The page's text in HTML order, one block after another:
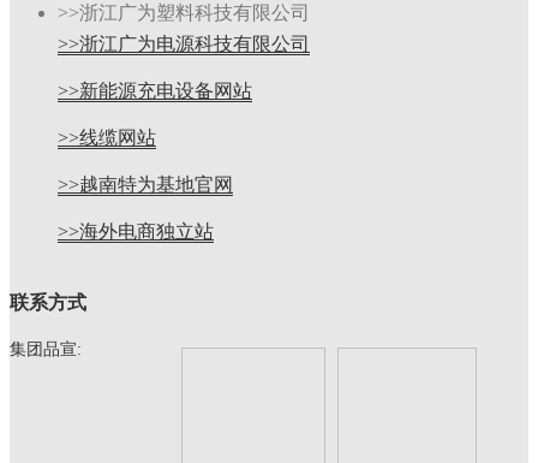
>>浙江广为塑料科技有限公司
>>浙江广为电源科技有限公司
>>新能源充电设备网站
>>线缆网站
>>越南特为基地官网
>>海外电商独立站
联系方式
集团品宣: